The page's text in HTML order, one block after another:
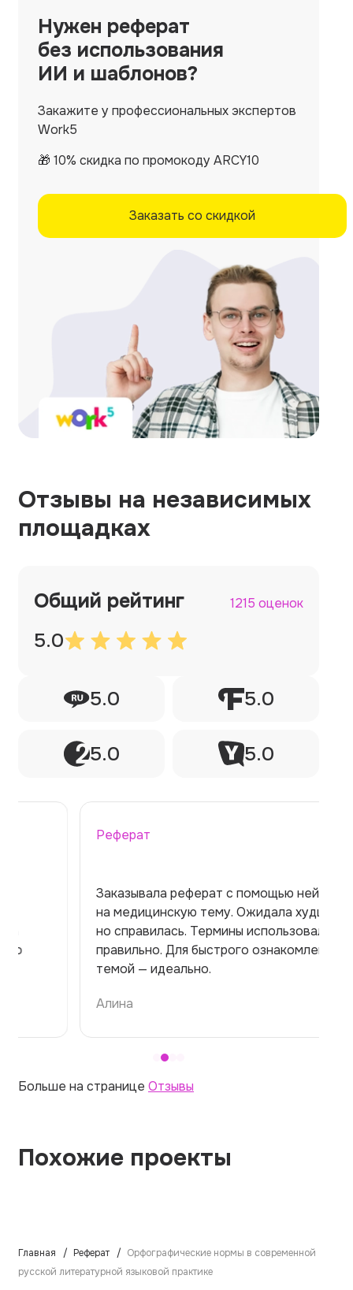
Нужен реферат
без использования
ИИ и шаблонов?
Закажите у профессиональных экспертов
Work5
🎁 10% скидка по промокоду ARCY10
Заказать со скидкой
Отзывы на независимых
площадках
Общий рейтинг 1215 оценок
5.0
5.0 5.0
5.0 5.0
Заказывала реферат с помощью нейросети
на медицинскую тему. Ожидала худшего,
но справилась. Термины использовала
правильно. Для быстрого ознакомления с
темой — идеально.
Больше на странице Отзывы
Похожие проекты
Главная Реферат
Орфографические нормы в современной
русской литературной языковой практике